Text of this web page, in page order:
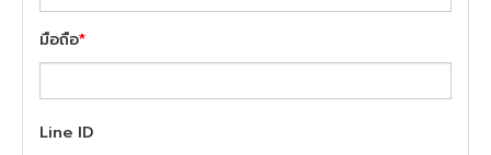
มือถือ*
Line ID